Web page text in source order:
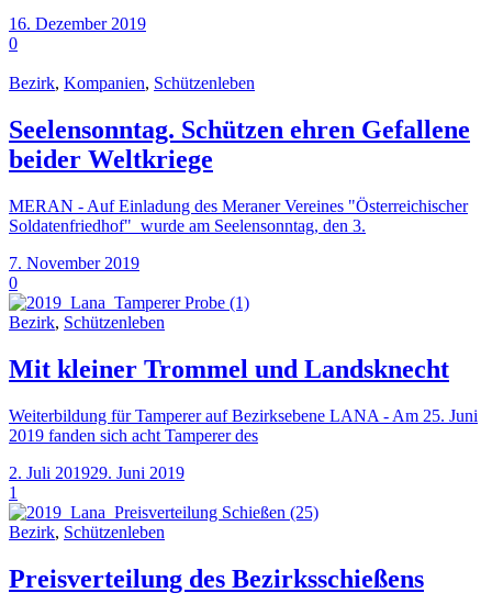
16. Dezember 2019
0
Bezirk, Kompanien, Schützenleben
Seelensonntag. Schützen ehren Gefallene
beider Weltkriege
MERAN - Auf Einladung des Meraner Vereines "Österreichischer
Soldatenfriedhof" wurde am Seelensonntag, den 3.
7. November 2019
0
Bezirk, Schützenleben
Mit kleiner Trommel und Landsknecht
Weiterbildung für Tamperer auf Bezirksebene LANA - Am 25. Juni
2019 fanden sich acht Tamperer des
2. Juli 201929. Juni 2019
1
Bezirk, Schützenleben
Preisverteilung des Bezirksschießens